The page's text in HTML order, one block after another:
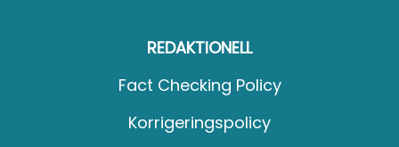
REDAKTIONELL
Fact Checking Policy
Korrigeringspolicy